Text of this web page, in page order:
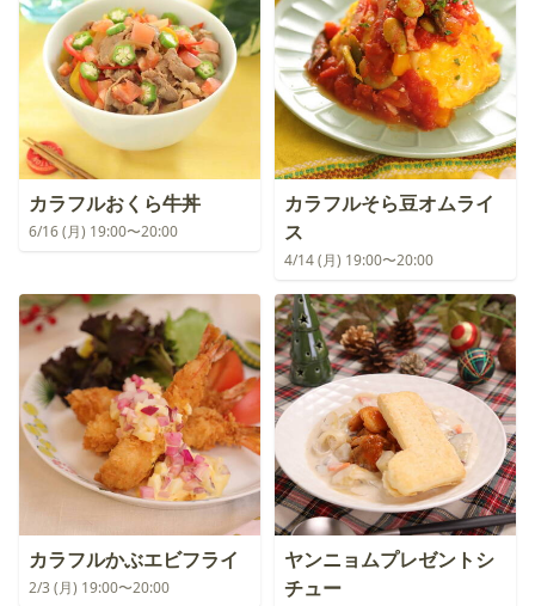
カラフルおくら牛丼
6/16 (月) 19:00〜20:00
カラフルそら豆オムライ
ス
4/14 (月) 19:00〜20:00
カラフルかぶエビフライ
2/3 (月) 19:00〜20:00
ヤンニョムプレゼントシ
チュー